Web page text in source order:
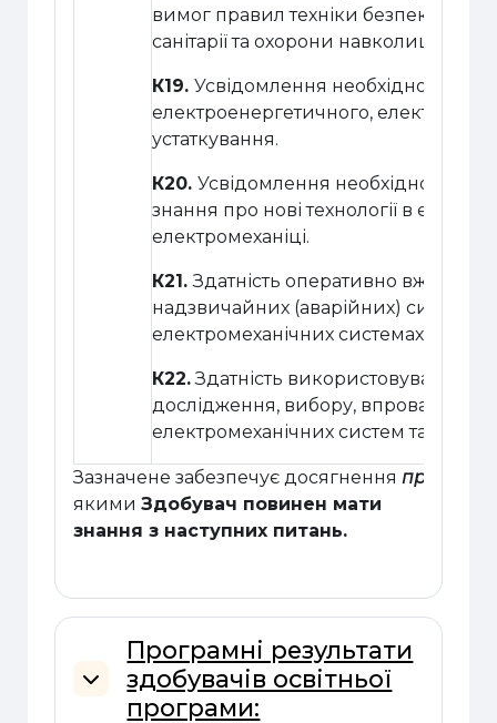
вимог правил техніки безпеки,
санітарії та охорони
К19.Усвідомлення необхідності
електроенергетичного,
устаткування.
К20.Усвідомлення необхідності
знання про нові технології в
електромеханіці.
К21.Здатність оперативно вживати
надзвичайних (аварійних) ситуацій
електромеханічних системах.
К22.Здатність використовувати
дослідження, вибору,
електромеханічних систем та їх
Зазначене забезпечує досягнення
якимиЗдобувач повинен мати
знання з наступних питань.
Згорнути
Програмні результати
здобувачів освітньої
програми: